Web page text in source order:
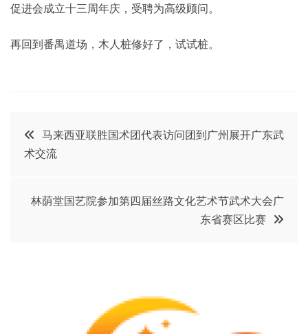
促进会成立十三周年庆，受聘为高级顾问。
再回到番禺道场，木人桩修好了，试试桩。
文
章
导
马来西亚联胜国术团代表访问团到广州展开广东武
术交流
林荫堂国艺院参加第四届丝路文化艺术节武术大会广
东省赛区比赛